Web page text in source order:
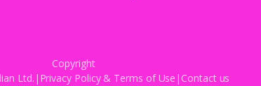
Copyright
Ltd.| Privacy Policy& Terms of Use | Contact us